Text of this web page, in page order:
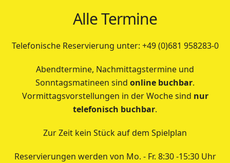
Alle Termine
Telefonische Reservierung unter: +49 (0)681 958283-0
Abendtermine, Nachmittagstermine und
Sonntagsmatineen sind online buchbar.
Vormittagsvorstellungen in der Woche sind nur
telefonisch buchbar.
Zur Zeit kein Stück auf dem Spielplan
Reservierungen werden von Mo. - Fr. 8:30 -15:30 Uhr